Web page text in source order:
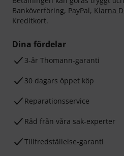
Banköverföring, PayPal, Klarna
Kreditkort.
Dina fördelar
3-år Thomann-garanti
30 dagars öppet köp
Reparationsservice
Råd från våra sak-experter
Tillfredställelse-garanti